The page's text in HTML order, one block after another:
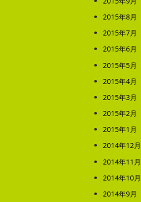
2015年8月
2015年7月
2015年6月
2015年5月
2015年4月
2015年3月
2015年2月
2015年1月
2014年12月
2014年11月
2014年10月
2014年9月